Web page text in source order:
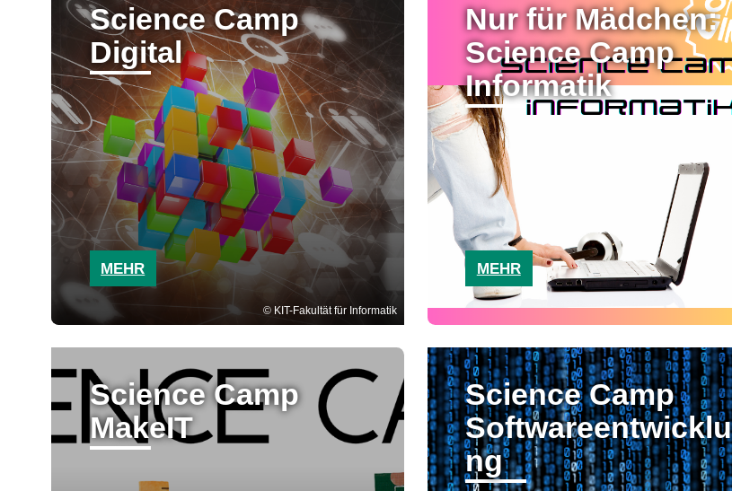
KIT-Fakultät für Informatik
Science Camp
Digital
MEHR
Nur für Mädchen:
Science Camp
Informatik
MEHR
Science Camp
MakeIT
Science Camp
Softwareentwicklu
ng